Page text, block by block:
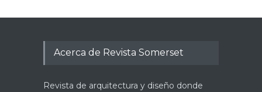
Acerca de Revista Somerset
Revista de arquitectura y diseño donde